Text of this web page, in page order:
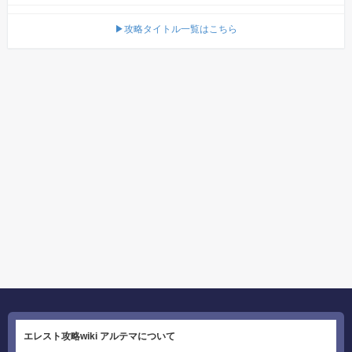
▶攻略タイトル一覧はこちら
エレスト攻略wiki アルテマについて